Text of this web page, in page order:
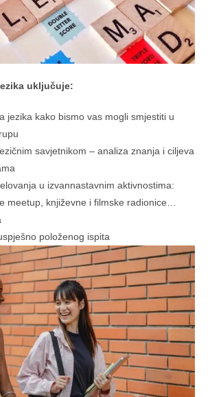
uključuje:
jezika kako bismo vas mogli smjestiti u
savjetnikom – analiza znanja i ciljeva
u izvannastavnim aktivnostima:
meetup, književne i filmske radionice…
položenog ispita